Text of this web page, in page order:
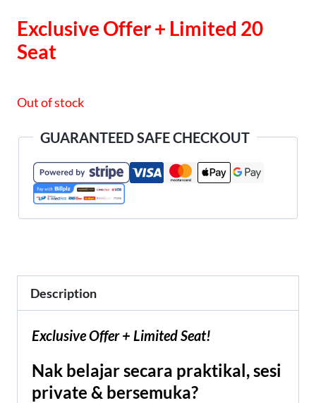
was:
is:
Exclusive Offer + Limited 20
Seat
Out of stock
GUARANTEED SAFE CHECKOUT
Description
Exclusive Offer + Limited Seat!
Nak belajar secara praktikal, sesi
private & bersemuka?